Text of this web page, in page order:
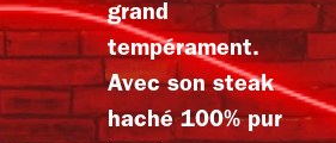
grand
tempérament.
Avec son steak
haché 100% pur